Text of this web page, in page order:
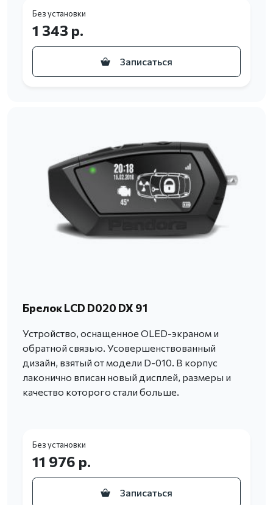
Без установки
1 343 р.
Записаться
Брелок LCD D020 DX 91
Устройство, оснащенное OLED-экраном и
обратной связью. Усовершенствованный
дизайн, взятый от модели D-010. В корпус
лаконично вписан новый дисплей, размеры и
качество которого стали больше.
Без установки
11 976 р.
Записаться